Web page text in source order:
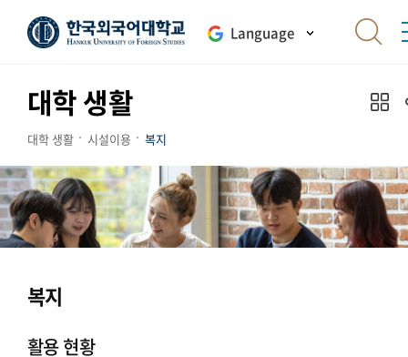
Language
대학 생활
대학 생활 시설이용 복지
복지
활용 현황